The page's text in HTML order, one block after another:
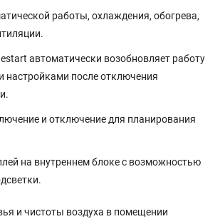
работы, охлаждения, обогрева,
автоматически возобновляет работу
настройками после отключения
и отключение для планирования
на внутреннем блоке с возможностью
и чистоты воздуха в помещении